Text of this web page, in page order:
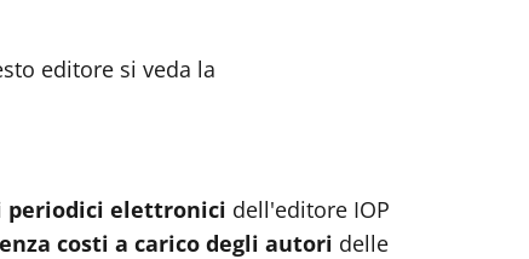
editore si veda la
periodici elettronici dell'editore IOP
costi a carico degli autori delle